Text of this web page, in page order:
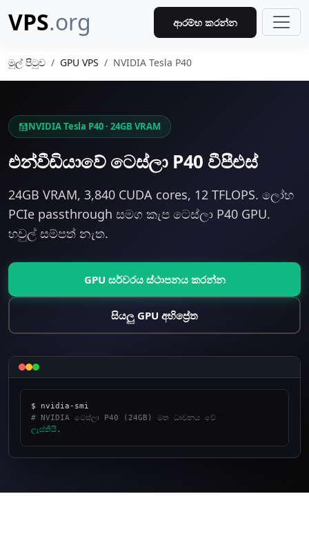
VPS.org ආරම්භ කරන්න
මුල් පිටුව GPU VPS NVIDIA Tesla P40
NVIDIA Tesla P40 · 24GB VRAM
එන්වීඩියාවේ ටෙස්ලා P40 වීපීඑස්
24GB VRAM, 3,840 CUDA cores, 12 TFLOPS. ලෝහ
PCIe passthrough සමග කැප ටෙස්ලා P40 GPU.
හවුල් සම්පත් නැත.
GPU සර්වරය ස්ථාපනය කරන්න
සියලු GPU අභිප්‍රේත
# NVIDIA ටෙස්ලා P40 (24GB) මත ධාවනය වේ
ලෑස්තියි.